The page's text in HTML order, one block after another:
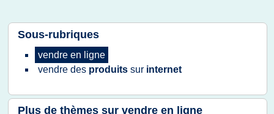
Sous-rubriques
vendre en ligne
vendre des produits sur internet
Plus de thèmes sur vendre en ligne